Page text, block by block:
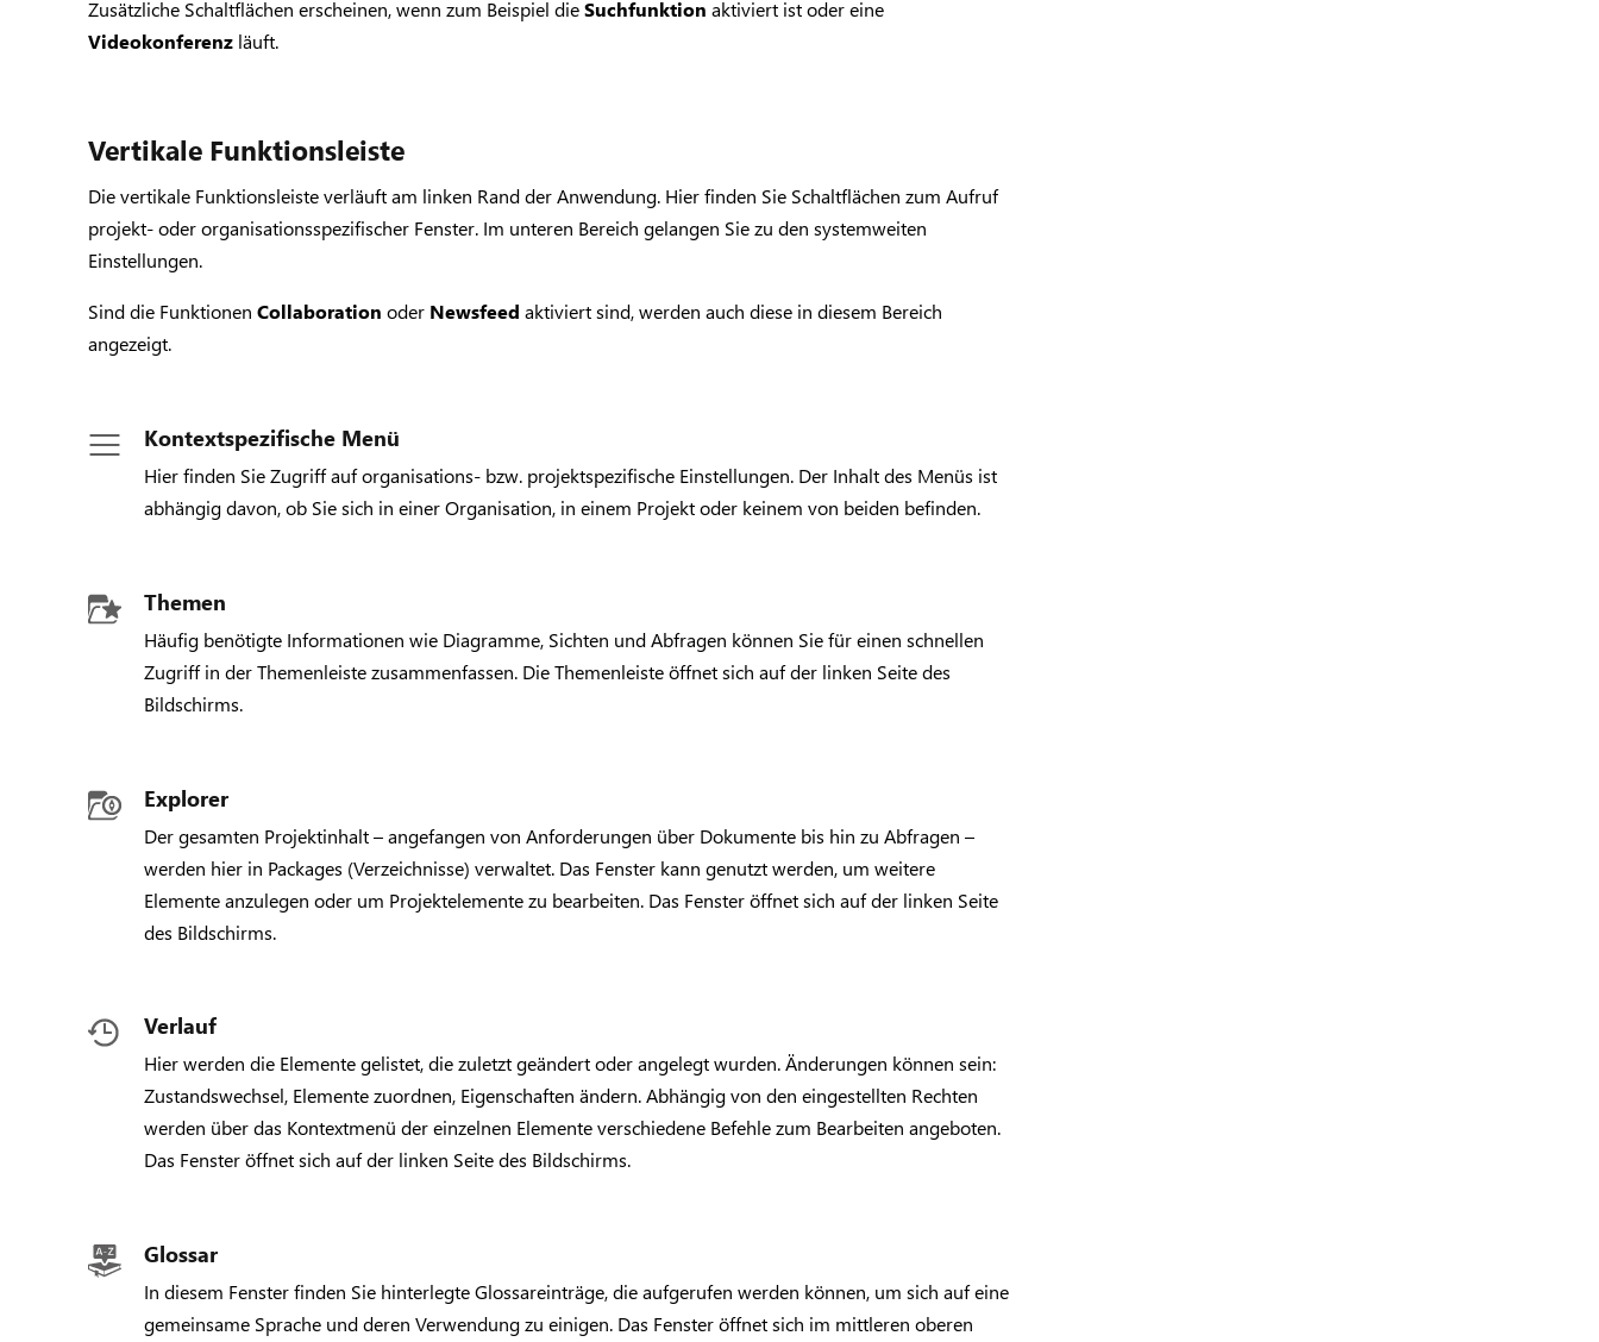
Zusätzliche Schaltflächen erscheinen, wenn zum Beispiel dieSuchfunktion aktiviert ist oder eine
Videokonferenz läuft.
Vertikale Funktionsleiste
Die vertikale Funktionsleiste verläuft am linken Rand der Anwendung. Hier finden Sie Schaltflächen zum Aufruf
projekt- oder organisationsspezifischer Fenster. Im unteren Bereich gelangen Sie zu den systemweiten
Einstellungen.
Sind die Funktionen Collaboration oder Newsfeed aktiviert sind, werden auch diese in diesem Bereich
angezeigt.
Kontextspezifische Menü
Hier finden Sie Zugriff auf organisations- bzw. projektspezifische Einstellungen. Der Inhalt des Menüs ist
abhängig davon, ob Sie sich in einer Organisation, in einem Projekt oder keinem von beiden befinden.
Themen
Häufig benötigte Informationen wie Diagramme, Sichten und Abfragen können Sie für einen schnellen
Zugriff in der Themenleiste zusammenfassen. Die Themenleiste öffnet sich auf der linken Seite des
Bildschirms.
Explorer
Der gesamten Projektinhalt – angefangen von Anforderungen über Dokumente bis hin zu Abfragen –
werden hier in Packages (Verzeichnisse) verwaltet. Das Fenster kann genutzt werden, um weitere
Elemente anzulegen oder um Projektelemente zu bearbeiten. Das Fenster öffnet sich auf der linken Seite
des Bildschirms.
Verlauf
Hier werden die Elemente gelistet, die zuletzt geändert oder angelegt wurden. Änderungen können sein:
Zustandswechsel, Elemente zuordnen, Eigenschaften ändern. Abhängig von den eingestellten Rechten
werden über das Kontextmenü der einzelnen Elemente verschiedene Befehle zum Bearbeiten angeboten.
Das Fenster öffnet sich auf der linken Seite des Bildschirms.
Glossar
In diesem Fenster finden Sie hinterlegte Glossareinträge, die aufgerufen werden können, um sich auf eine
gemeinsame Sprache und deren Verwendung zu einigen. Das Fenster öffnet sich im mittleren oberen